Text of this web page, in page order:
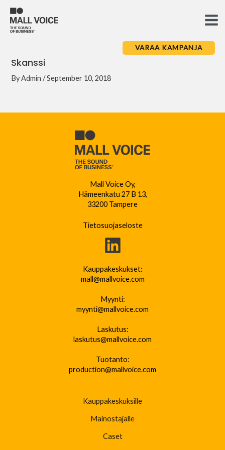
content
VARAA KAMPANJA
Skanssi
ByAdmin/September 10, 2018
Mall Voice Oy,
Hämeenkatu 27 B 13,
33200 Tampere
Tietosuojaseloste
Kauppakeskukset:
mall@mallvoice.com
Myynti:
myynti@mallvoice.com
Laskutus:
laskutus@mallvoice.com
Tuotanto:
production@mallvoice.com
Kauppakeskuksille
Mainostajalle
Caset